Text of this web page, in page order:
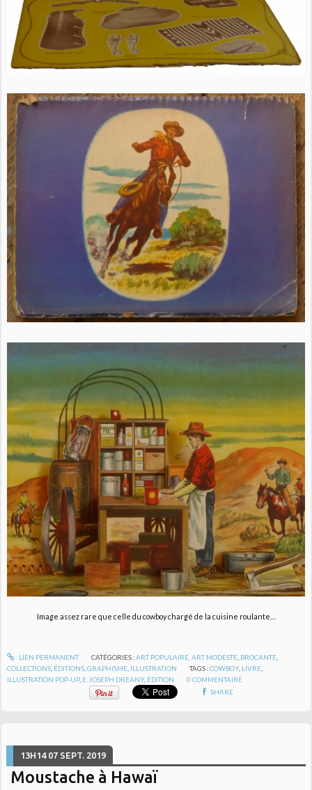
Image assez rare que celle du cowboy chargé de la cuisine roulante…
LIEN PERMANENT CATÉGORIES :ART POPULAIRE, ART MODESTE, BROCANTE,
COLLECTIONS ÉDITIONS ,GRAPHISME ILLUSTRATION TAGS :COWBOY, LIVRE
ILLUSTRATION POP-UP, E. JOSEPH DREANY, ÉDITION 0 COMMENTAIRE
SHARE
13H14 07 SEPT. 2019
Moustache à Hawaï